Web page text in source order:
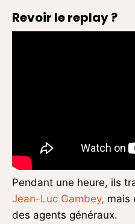
Revoir le replay ?
Pendant une heure, ils
Jean-Luc Gambey, mais
des agents généraux.